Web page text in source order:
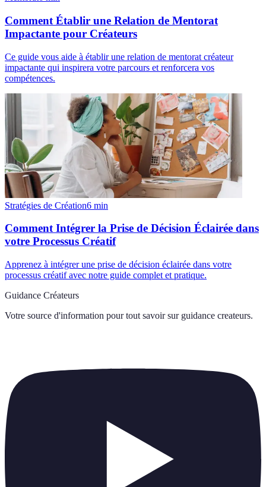
Comment Établir une Relation de Mentorat
Impactante pour Créateurs
Ce guide vous aide à établir une relation de mentorat créateur
impactante qui inspirera votre parcours et renforcera vos
compétences.
Stratégies de Création6 min
Comment Intégrer la Prise de Décision Éclairée dans
votre Processus Créatif
Apprenez à intégrer une prise de décision éclairée dans votre
processus créatif avec notre guide complet et pratique.
Guidance Créateurs
Votre source d'information pour tout savoir sur guidance createurs.